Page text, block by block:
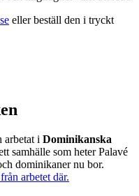
eller beställ den i tryckt
arbetat i Dominikanska
samhälle som heter Palavé
dominikaner nu bor.
arbetet där.